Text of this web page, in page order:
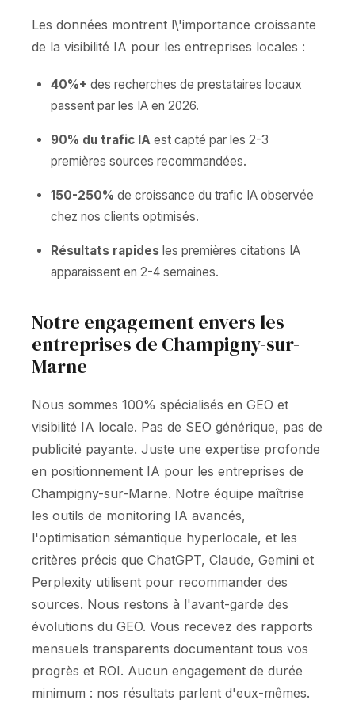
Les données montrent l\'importance croissante
de la visibilité IA pour les entreprises locales :
40%+ des recherches de prestataires locaux
passent par les IA en 2026.
90% du trafic IA est capté par les 2-3
premières sources recommandées.
150-250% de croissance du trafic IA observée
chez nos clients optimisés.
Résultats rapides les premières citations IA
apparaissent en 2-4 semaines.
Notre engagement envers les
entreprises de Champigny-sur-
Marne
Nous sommes 100% spécialisés en GEO et
visibilité IA locale. Pas de SEO générique, pas de
publicité payante. Juste une expertise profonde
en positionnement IA pour les entreprises de
Champigny-sur-Marne. Notre équipe maîtrise
les outils de monitoring IA avancés,
l'optimisation sémantique hyperlocale, et les
critères précis que ChatGPT, Claude, Gemini et
Perplexity utilisent pour recommander des
sources. Nous restons à l'avant-garde des
évolutions du GEO. Vous recevez des rapports
mensuels transparents documentant tous vos
progrès et ROI. Aucun engagement de durée
minimum : nos résultats parlent d'eux-mêmes.